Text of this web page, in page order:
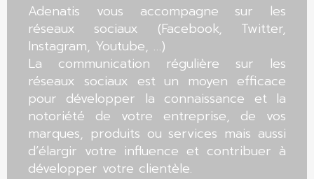
Adenatis vous accompagne sur les
réseaux sociaux (Facebook, Twitter,
Instagram, Youtube, …)
La communication régulière sur les
réseaux sociaux est un moyen efficace
pour développer la connaissance et la
notoriété de votre entreprise, de vos
marques, produits ou services mais aussi
d’élargir votre influence et contribuer à
développer votre clientèle.